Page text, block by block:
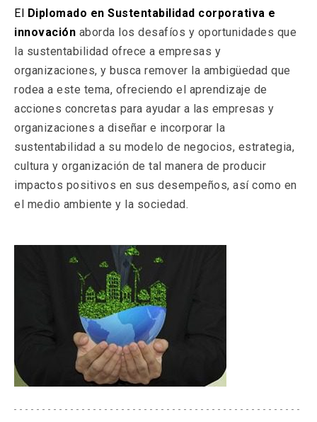
pestaña)
una
nueva
pestaña)
se
en
una
nueva
ACCESOS UC
Biblioteca launch
(El
enlace
se
abre
en
una
nueva
pestaña)
Mi Portal UC launch
(El
enlace
se
abre
en
una
pestaña)
Correo launch
(El
enlace
abre
en
una
nueva
pestaña)
El Diplomado en Sustentabilidad corporativa e
innovación aborda los desafíos y oportunidades que
la sustentabilidad ofrece a empresas y
organizaciones, y busca remover la ambigüedad que
rodea a este tema, ofreciendo el aprendizaje de
acciones concretas para ayudar a las empresas y
organizaciones a diseñar e incorporar la
sustentabilidad a su modelo de negocios, estrategia,
cultura y organización de tal manera de producir
impactos positivos en sus desempeños, así como en
el medio ambiente y la sociedad.